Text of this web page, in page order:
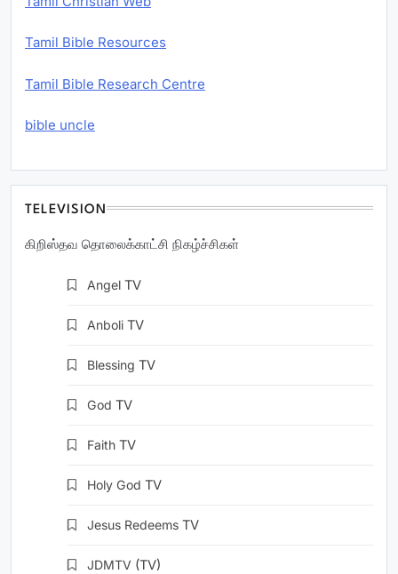
Tamil Bible Resources
Tamil Bible Research Centre
bible uncle
TELEVISION
கிறிஸ்தவ தொலைக்காட்சி நிகழ்ச்சிகள்
Angel TV
Anboli TV
Blessing TV
God TV
Faith TV
Holy God TV
Jesus Redeems TV
JDMTV (TV)